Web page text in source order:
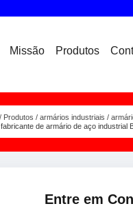
Missão Produtos
Produtos armários industriais
fabricante de armário de aço industrial
Entre em